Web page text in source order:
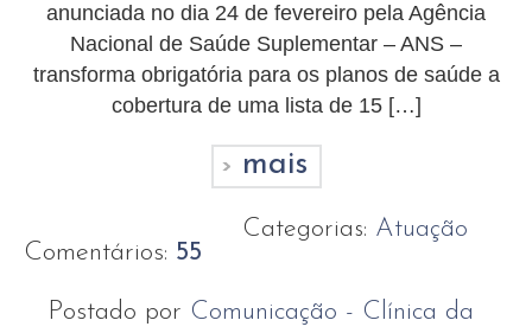
anunciada no dia 24 de fevereiro pela Agência
Nacional de Saúde Suplementar – ANS –
transforma obrigatória para os planos de saúde a
cobertura de uma lista de 15 […]
mais
Comentários: 55
Categorias: Atuação
Postado por Comunicação - Clínica da